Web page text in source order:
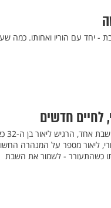
בשבת - יחד עם הוריו ואחותו. כמה
לחיים חדשים
ליאור לב
ליאור מספר על המנהרה
כשהתעורר - לשמור את השבת